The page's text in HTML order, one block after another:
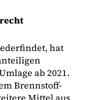
hat
ab 2021.
Brennstoff-